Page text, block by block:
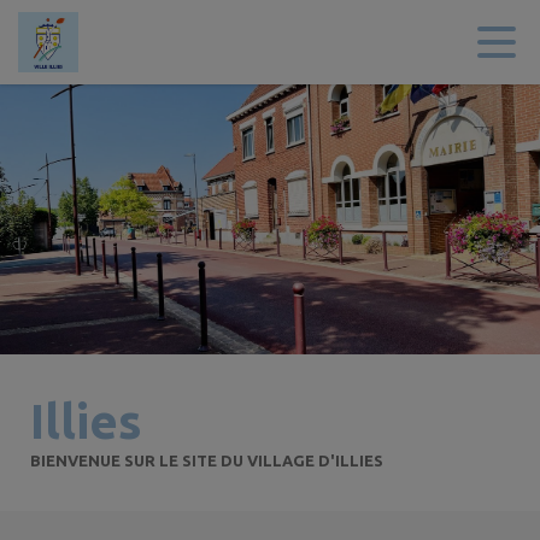
Contenu
Illies
BIENVENUE SUR LE SITE DU VILLAGE D'ILLIES